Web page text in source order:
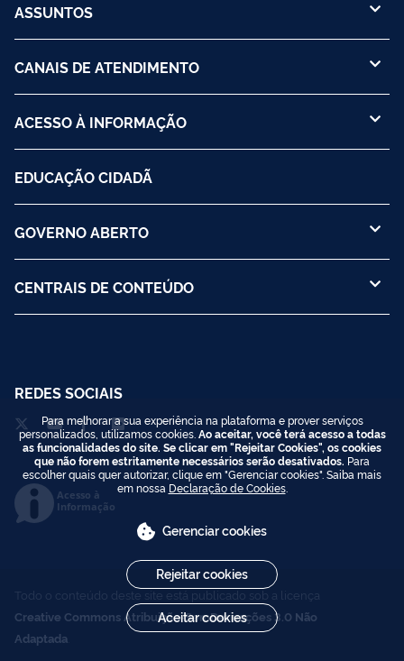
ASSUNTOS
CANAIS DE ATENDIMENTO
ACESSO À INFORMAÇÃO
EDUCAÇÃO CIDADÃ
GOVERNO ABERTO
CENTRAIS DE CONTEÚDO
REDES SOCIAIS
Acesso à
Informação
Todo o conteúdo deste site está publicado sob a licença
Creative Commons Atribuição-SemDerivações 3.0 Não
Adaptada
Para melhorar a sua experiência na plataforma e prover serviços
personalizados, utilizamos cookies. Ao aceitar, você terá acesso a todas
as funcionalidades do site. Se clicar em "Rejeitar Cookies", os cookies
que não forem estritamente necessários serão desativados. Para
escolher quais quer autorizar, clique em "Gerenciar cookies". Saiba mais
em nossa Declaração de Cookies.
Gerenciar cookies
Rejeitar cookies
Aceitar cookies